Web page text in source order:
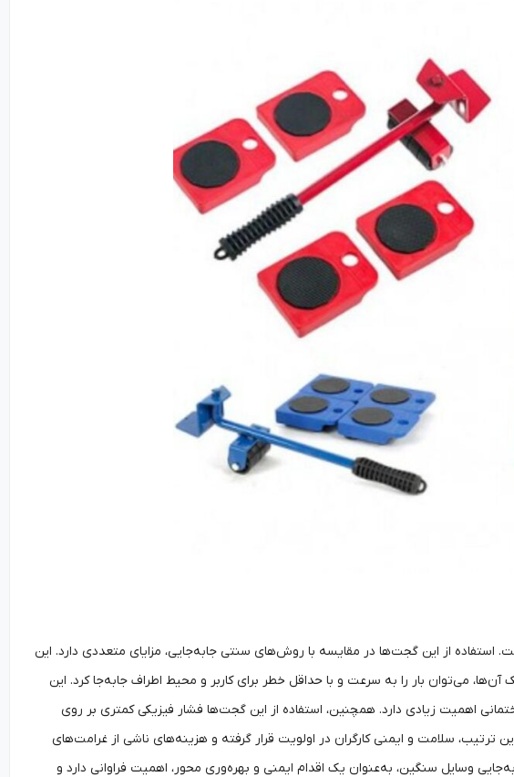
از این گجت‌ها در مقایسه با روش‌های سنتی جابه‌جایی، مزایای متعددی دارد. این
می‌توان بار را به سرعت و با حداقل خطر برای کاربر و محیط اطراف جابه‌جا کرد. این
اهمیت زیادی دارد. همچنین، استفاده از این گجت‌ها فشار فیزیکی کمتری بر روی
سلامت و ایمنی کارگران در اولویت قرار گرفته و هزینه‌های ناشی از غرامت‌های
وسایل سنگین، به‌عنوان یک اقدام ایمنی و بهره‌وری محور، اهمیت فراوانی دارد و